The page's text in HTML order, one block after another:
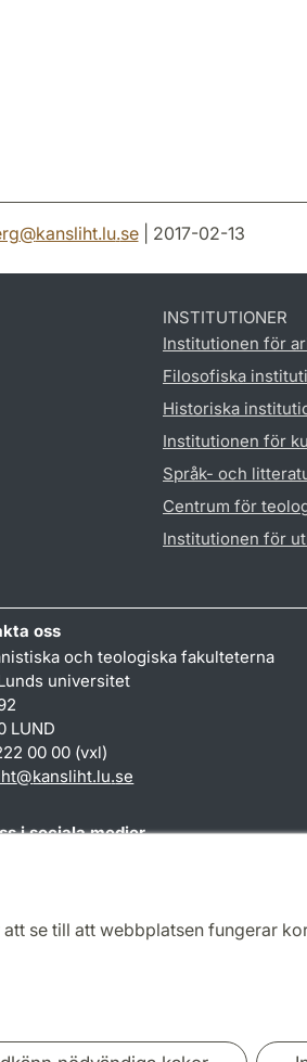
se till att webbplatsen fungerar
@kansliht.lu.se| 2017-02-13
INSTITUTIONER
Institutionen för
Filosofiska
Historiska
Institutionen för
Språk- och
Centrum för
Institutionen för
oss
och teologiska fakulteterna
universitet
LUND
00 00 (vxl)
@kansliht.lu.se
i sociala medier